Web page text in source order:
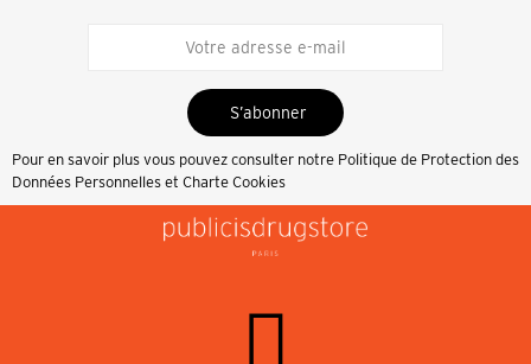
S’abonner
Pour en savoir plus vous pouvez consulter notre Politique de Protection des
Données Personnelles et Charte Cookies